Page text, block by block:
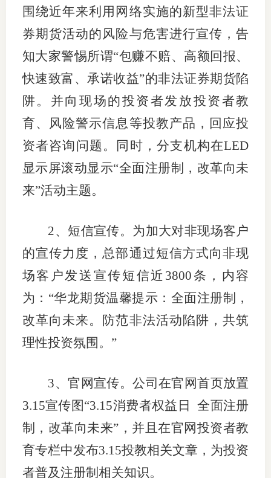
调解委
在线调
围绕近年来利用网络实施的新型非法证
券期货活动的风险与危害进行宣传，告
知大家警惕所谓“包赚不赔、高额回报、
快速致富、承诺收益”的非法证券期货陷
阱。并向现场的投资者发放投资者教
育、风险警示信息等投教产品，回应投
资者咨询问题。同时，分支机构在LED
显示屏滚动显示“全面注册制，改革向未
来”活动主题。
2、短信宣传。为加大对非现场客户
的宣传力度，总部通过短信方式向非现
场客户发送宣传短信近 3800条，内容
为：“华龙期货温馨提示：全面注册制，
改革向未来。防范非法活动陷阱，共筑
理性投资氛围。”
3、官网宣传。公司在官网首页放置
3.15宣传图“3.15消费者权益日
全面注册
制，改革向未来”，并且在官网投资者教
育专栏中发布3.15投教相关文章，为投资
者普及注册制相关知识。